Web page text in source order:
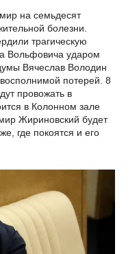
на семьдесят
болезни.
трагическую
Вольфовича ударом
Вячеслав Володин
потерей. 8
провожать в
в Колонном зале
Жириновский будет
где покоятся и его